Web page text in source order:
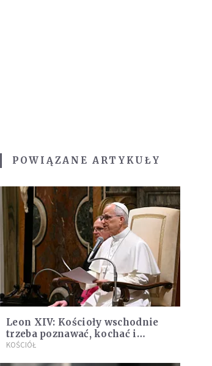
POWIĄZANE ARTYKUŁY
Leon XIV: Kościoły wschodnie
trzeba poznawać, kochać i
wspierać
KOŚCIÓŁ